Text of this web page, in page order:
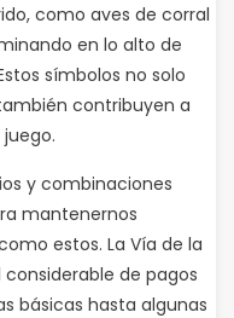
como aves de corral
en lo alto de
símbolos no solo
contribuyen a
y combinaciones
mantenernos
estos. La Vía de la
de pagos
básicas hasta algunas